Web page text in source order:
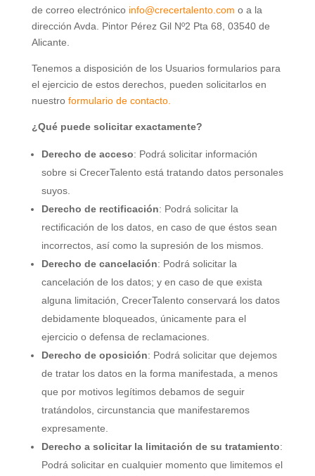
de correo electrónico info@crecertalento.com o a la
dirección Avda. Pintor Pérez Gil Nº2 Pta 68, 03540 de
Alicante.
Tenemos a disposición de los Usuarios formularios para
el ejercicio de estos derechos, pueden solicitarlos en
nuestro formulario de contacto.
¿Qué puede solicitar exactamente?
Derecho de acceso: Podrá solicitar información
sobre si CrecerTalento está tratando datos personales
suyos.
Derecho de rectificación: Podrá solicitar la
rectificación de los datos, en caso de que éstos sean
incorrectos, así como la supresión de los mismos.
Derecho de cancelación: Podrá solicitar la
cancelación de los datos; y en caso de que exista
alguna limitación, CrecerTalento conservará los datos
debidamente bloqueados, únicamente para el
ejercicio o defensa de reclamaciones.
Derecho de oposición: Podrá solicitar que dejemos
de tratar los datos en la forma manifestada, a menos
que por motivos legítimos debamos de seguir
tratándolos, circunstancia que manifestaremos
expresamente.
Derecho a solicitar la limitación de su tratamiento:
Podrá solicitar en cualquier momento que limitemos el